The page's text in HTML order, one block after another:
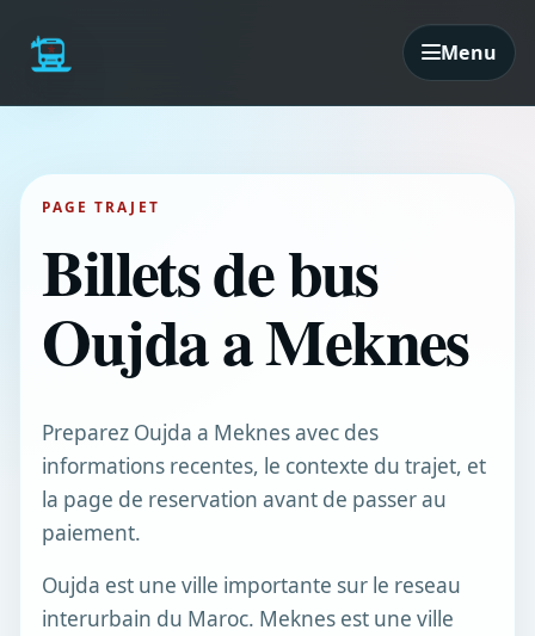
Menu
PAGE TRAJET
Billets de bus
Oujda a Meknes
Preparez Oujda a Meknes avec des
informations recentes, le contexte du trajet, et
la page de reservation avant de passer au
paiement.
Oujda est une ville importante sur le reseau
interurbain du Maroc. Meknes est une ville